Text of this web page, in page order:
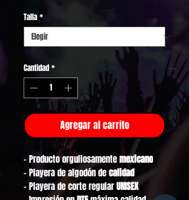
oferta
Talla *
Cantidad *
Agregar al carrito
- Producto orgullosamentemexicano
- Playera de algodón decalidad
- Playera de corte regularUNISEX